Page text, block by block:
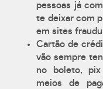
pessoas já
te deixar com
em sites
Cartão de
vão sempre
no boleto,
meios de